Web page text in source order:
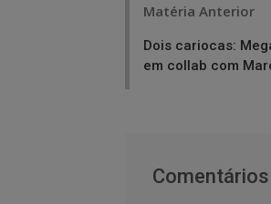
Matéria Anterior
Dois cariocas:
em collab com
Comentários